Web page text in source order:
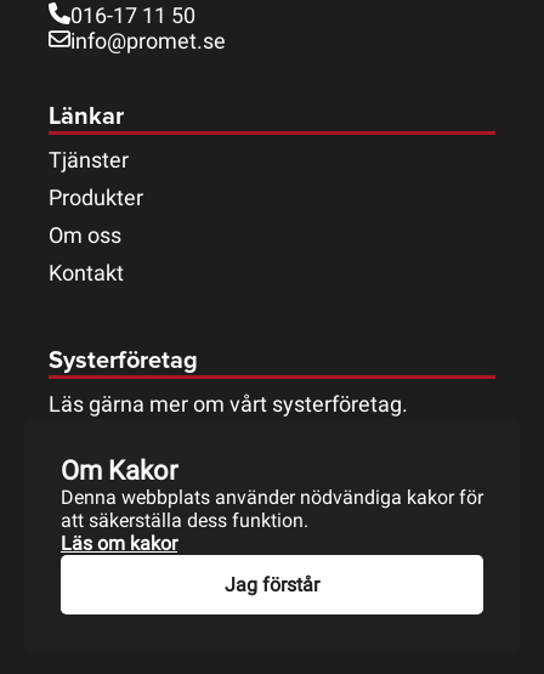
016-17 11 50
info@promet.se
Länkar
Tjänster
Produkter
Om oss
Kontakt
Systerföretag
Läs gärna mer om vårt systerföretag.
Om Kakor
Denna webbplats använder nödvändiga kakor för
att säkerställa dess funktion.
Läs om kakor
Jag förstår